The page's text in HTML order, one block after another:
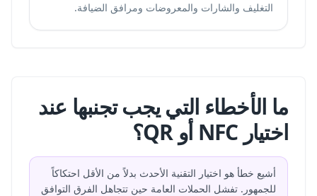
التغليف والشارات والمعروضات ومرافق الضيافة.
ما الأخطاء التي يجب تجنبها عند
اختيار NFC أو QR؟
أشيع خطأ هو اختيار التقنية الأحدث بدلاً من الأقل احتكاكاً
للجمهور. تفشل الحملات العامة حين تتجاهل الفرق التوافق